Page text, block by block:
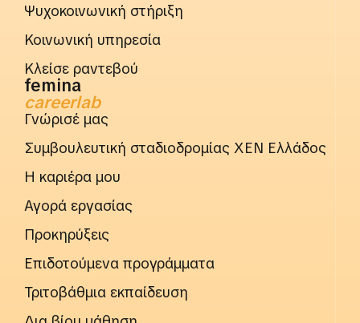
Ψυχοκοινωνική στήριξη
Κοινωνική υπηρεσία
Κλείσε ραντεβού
femina
careerlab
Γνώρισέ μας
Συμβουλευτική σταδιοδρομίας ΧΕΝ Ελλάδος
Η καριέρα μου
Αγορά εργασίας
Προκηρύξεις
Επιδοτούμενα προγράμματα
Τριτοβάθμια εκπαίδευση